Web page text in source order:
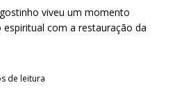
viveu um momento
com a restauração da
de leitura